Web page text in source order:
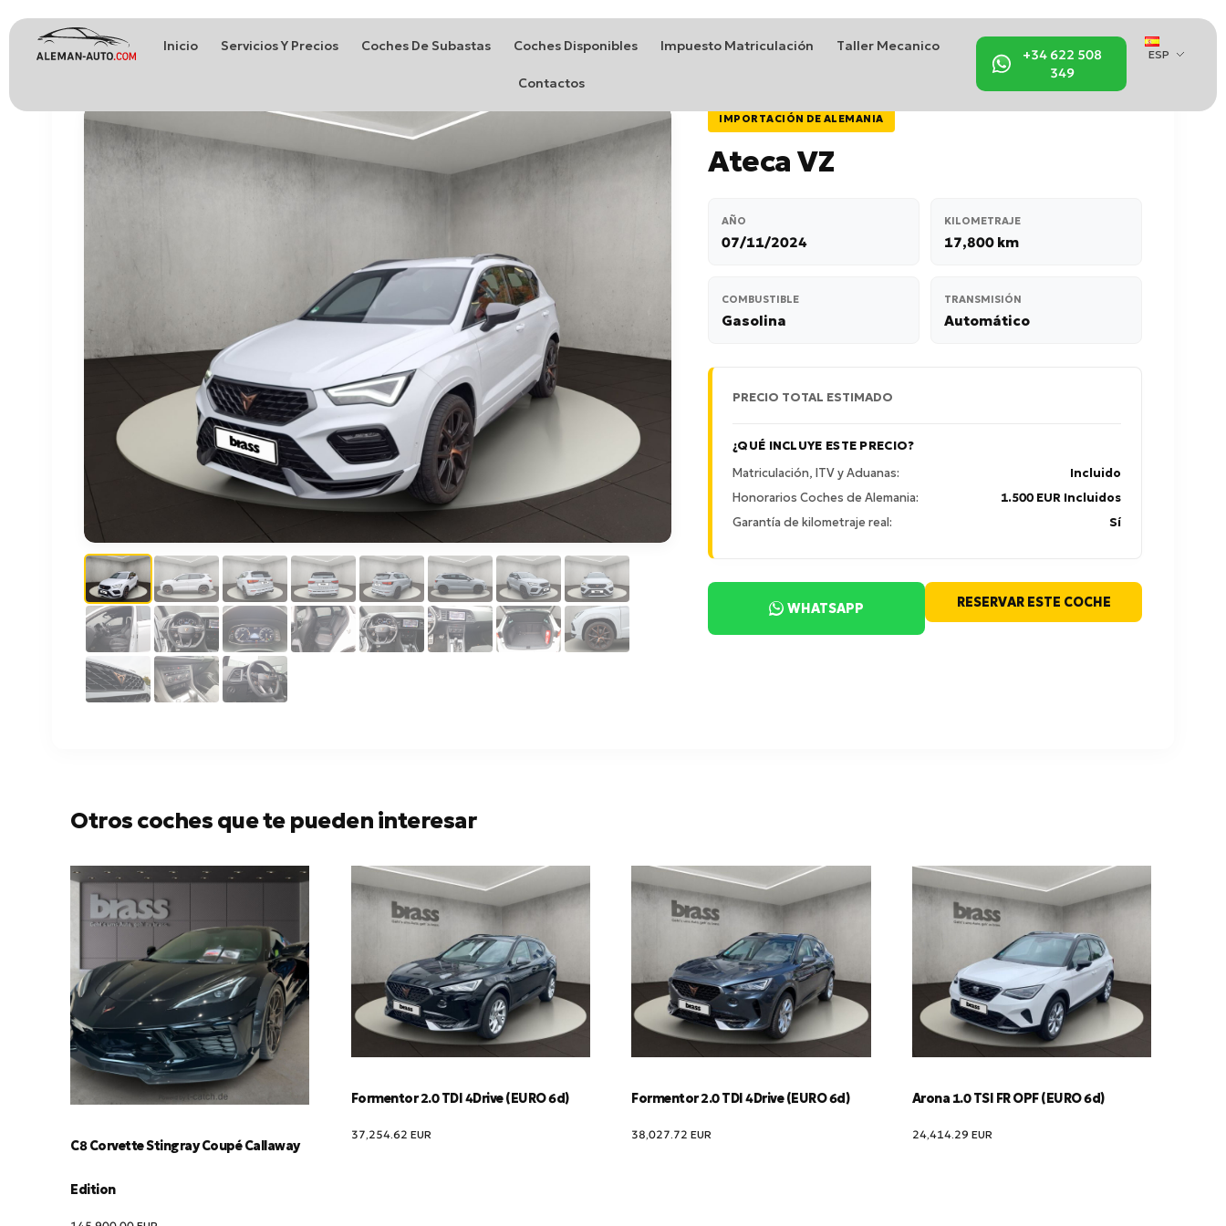
Inicio Servicios Y Precios Coches De Subastas Coches Disponibles Impuesto Matriculación Taller Mecanico
Contactos
+34 622 508
349
ESP
IMPORTACIÓN DE ALEMANIA
Ateca VZ
AÑO
07/11/2024
KILOMETRAJE
17,800 km
COMBUSTIBLE
Gasolina
TRANSMISIÓN
Automático
PRECIO TOTAL ESTIMADO
¿QUÉ INCLUYE ESTE PRECIO?
Matriculación, ITV y Aduanas:
Incluido
Honorarios Coches de Alemania:
1.500 EUR Incluidos
Garantía de kilometraje real:
Sí
WHATSAPP RESERVAR ESTE COCHE
Otros coches que te pueden interesar
C8 Corvette Stingray Coupé Callaway
Edition
Formentor 2.0 TDI 4Drive (EURO 6d)
37,254.62 EUR
Formentor 2.0 TDI 4Drive (EURO 6d)
38,027.72EUR
Arona 1.0 TSI FR OPF (EURO 6d)
24,414.29 EUR